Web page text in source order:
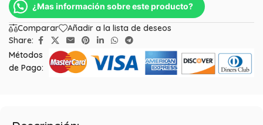
¿Mas información sobre este producto?
Comparar
Añadir a la lista de deseos
Share:
Métodos
de Pago: